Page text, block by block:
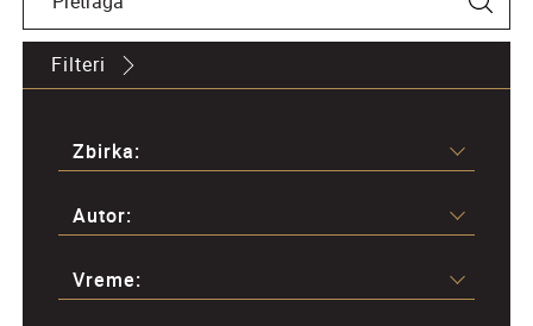
Filteri
Zbirka:
Autor:
Vreme: